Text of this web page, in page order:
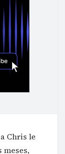
Chris le
meses,